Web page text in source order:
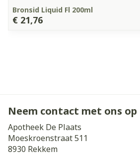
Bronsid Liquid Fl 200ml
€ 21,76
Neem contact met ons op
Apotheek De Plaats
Moeskroenstraat 511
8930 Rekkem